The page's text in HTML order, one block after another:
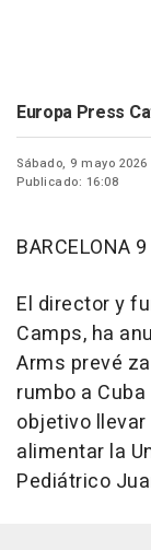
Europa Press
Sábado, 9 mayo 2026
Publicado: 16:08
BARCELONA
El director y
Camps, ha
Arms prevé
rumbo a
objetivo
alimentar la
Pediátrico